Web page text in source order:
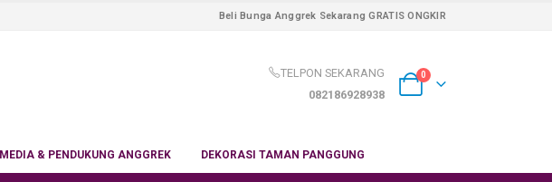
Beli Bunga Anggrek Sekarang GRATIS ONGKIR
TELPON SEKARANG
082186928938
0
MEDIA & PENDUKUNG ANGGREK DEKORASI TAMAN PANGGUNG